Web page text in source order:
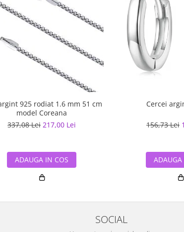
925 rodiat 1.6 mm 51 cm
model Coreana
337,08 Lei 217,00 Lei
ADAUGA IN COS
Cercei
156,73 Lei
ADAUGA
SOCIAL